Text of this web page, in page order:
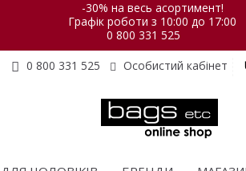
-30% на весь асортимент!
Графік роботи з 10:00 до 17:00
0 800 331 525
0 800 331 525
Особистий кабінет